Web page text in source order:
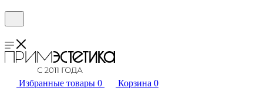
Избранные товары 0 Корзина 0